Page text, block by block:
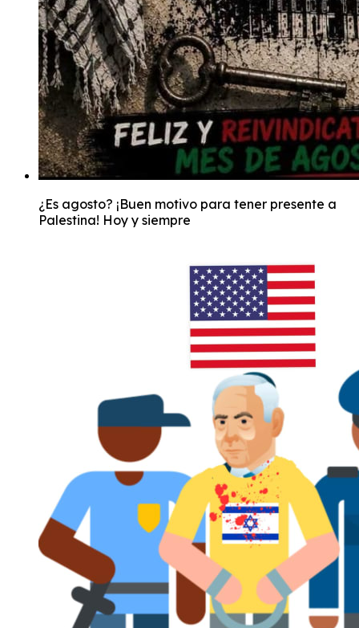
¿Es agosto? ¡Buen motivo para tener presente a
Palestina! Hoy y siempre